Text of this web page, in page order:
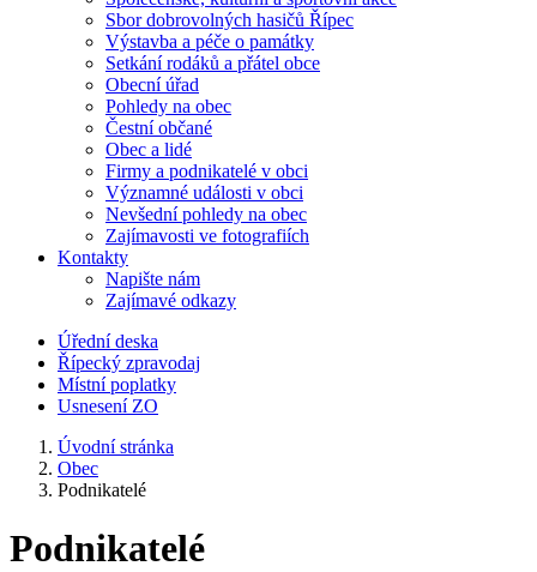
Sbor dobrovolných hasičů Řípec
Výstavba a péče o památky
Setkání rodáků a přátel obce
Obecní úřad
Pohledy na obec
Čestní občané
Obec a lidé
Firmy a podnikatelé v obci
Významné události v obci
Nevšední pohledy na obec
Zajímavosti ve fotografiích
Kontakty
Napište nám
Zajímavé odkazy
Úřední deska
Řípecký zpravodaj
Místní poplatky
Usnesení ZO
Úvodní stránka
Obec
Podnikatelé
Podnikatelé